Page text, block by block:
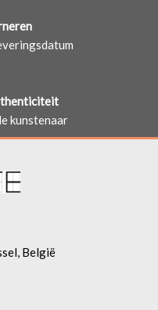
kunstenaar
België